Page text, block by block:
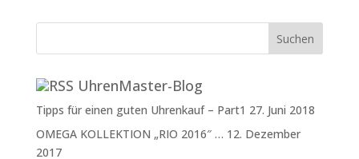
UhrenMaster-Blog
Tipps für einen guten Uhrenkauf – Part1 27. Juni 2018
OMEGA KOLLEKTION „RIO 2016″ … 12. Dezember
2017